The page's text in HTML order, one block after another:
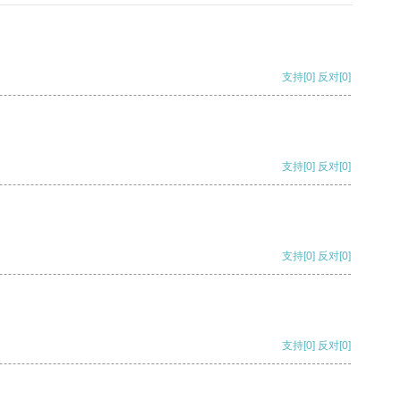
支持[0] 反对[0]
支持[0] 反对[0]
支持[0] 反对[0]
支持[0] 反对[0]